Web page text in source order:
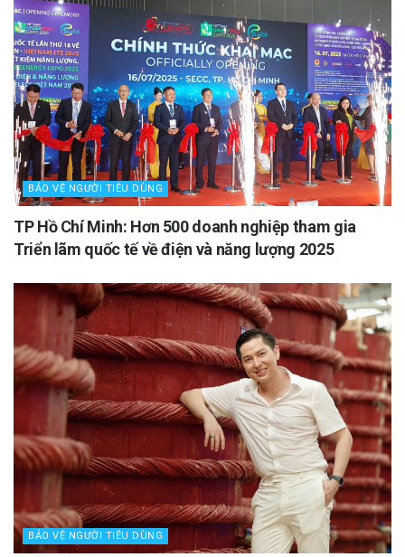
BẢO VỆ NGƯỜI TIÊU DÙNG
TP Hồ Chí Minh: Hơn 500 doanh nghiệp tham gia
Triển lãm quốc tế về điện và năng lượng 2025
BẢO VỆ NGƯỜI TIÊU DÙNG